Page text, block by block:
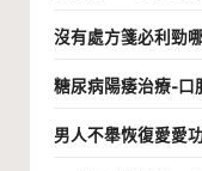
沒有處方箋必利勁
糖尿病陽痿治療-口
男人不舉恢復愛愛